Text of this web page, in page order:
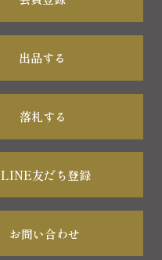
出品する
落札する
LINE友だち登録
お問い合わせ